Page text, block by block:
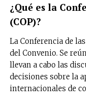
¿Qué es la
(COP)?
La Conferencia de
del Convenio. Se
llevan a cabo las
decisiones sobre la
internacionales de